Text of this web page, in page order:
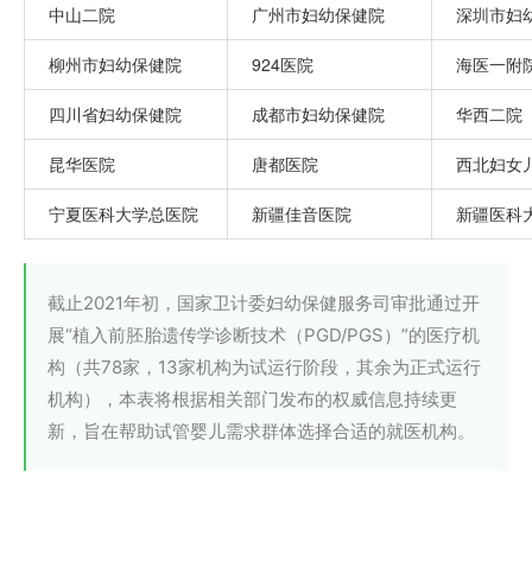
中山二院 广州市妇幼保健院 深圳市妇
柳州市妇幼保健院 924医院 海医一附
四川省妇幼保健院 成都市妇幼保健院 华西二院
昆华医院 唐都医院 西北妇女
宁夏医科大学总医院 新疆佳音医院 新疆医科
截止2021年初，国家卫计委妇幼保健服务司审批通过开
展“植入前胚胎遗传学诊断技术（PGD/PGS）”的医疗机
构（共78家，13家机构为试运行阶段，其余为正式运行
机构），本表将根据相关部门发布的权威信息持续更
新，旨在帮助试管婴儿需求群体选择合适的就医机构。